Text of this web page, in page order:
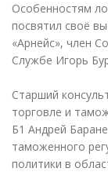
Особенностям
посвятил своё
«Арнейс», член
Службе Игорь
Старший
торговле и
Б1 Андрей
таможенного
политики в